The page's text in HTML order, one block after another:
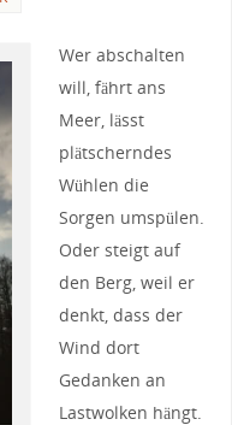
Wer abschalten
will, fährt ans
Meer, lässt
plätscherndes
Wühlen die
Sorgen umspülen.
Oder steigt auf
den Berg, weil er
denkt, dass der
Wind dort
Gedanken an
Lastwolken hängt.